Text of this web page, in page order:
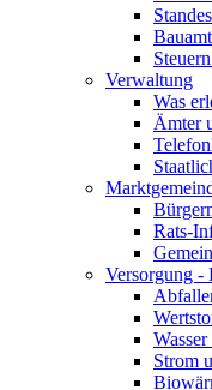
Bauamt
Verwaltung
Was
Ämter
Rats-
Versorgung -
Strom